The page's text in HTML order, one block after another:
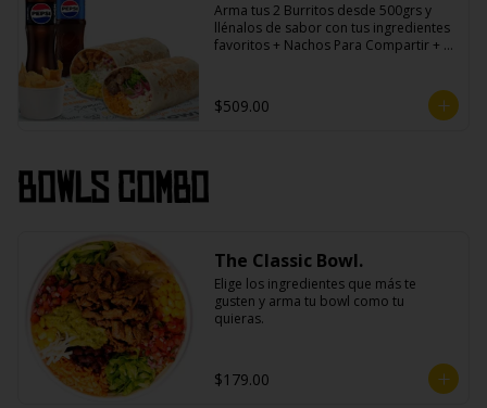
Arma tus 2 Burritos desde 500grs y
llénalos de sabor con tus ingredientes
favoritos + Nachos Para Compartir + 2
$509.00
Bowls Combo
The Classic Bowl.
Elige los ingredientes que más te
gusten y arma tu bowl como tu
quieras.
$179.00